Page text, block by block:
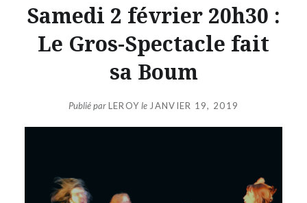
Samedi 2 février 20h30 :
Le Gros-Spectacle fait
sa Boum
Publié parLEROY le JANVIER 19, 2019